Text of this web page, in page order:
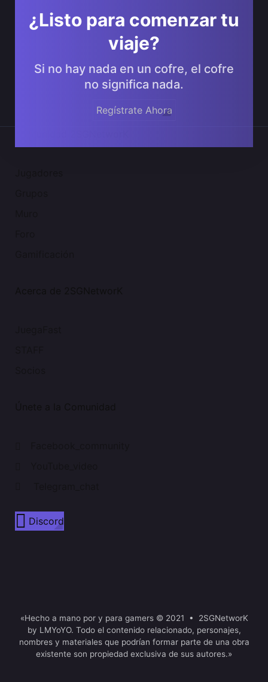
¿Listo para comenzar tu
viaje?
Si no hay nada en un cofre, el cofre
no significa nada.
Regístrate Ahora
Discord
«Hecho a mano por y para gamers © 2021 • 2SGNetworK
by LMYoYO. Todo el contenido relacionado, personajes,
nombres y materiales que podrían formar parte de una obra
existente son propiedad exclusiva de sus autores.»